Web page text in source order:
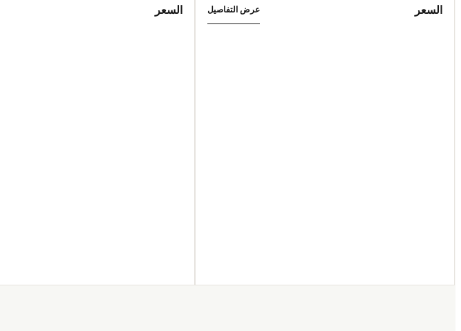
السعر عرض التفاصيل السعر